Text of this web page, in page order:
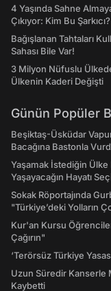
4 Yaşında Sahne
Çıkıyor: Kim Bu Şarkıcı?
Bağışlanan Tahtaları
Sahası Bile Var!
3 Milyon Nüfuslu
Ülkenin Kaderi Değişti
Günün Popüler
Beşiktaş-Üsküdar
Bacağına Bastonla
Yaşamak İstediğin
Yaşayacağın Hayatı
Sokak Röportajında
"Türkiye’deki Yolların
Kur'an Kursu
Çağırın"
‘Terörsüz Türkiye
Uzun Süredir Kanserle
Kaybetti